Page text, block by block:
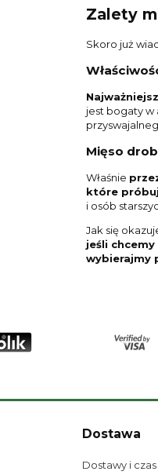
Zalety
Skoro już
jest bogaty w
Mięso
Właśnie
które
i osób
Jak się
jeśli
wybierajmy
Dostawa
Dostawy i